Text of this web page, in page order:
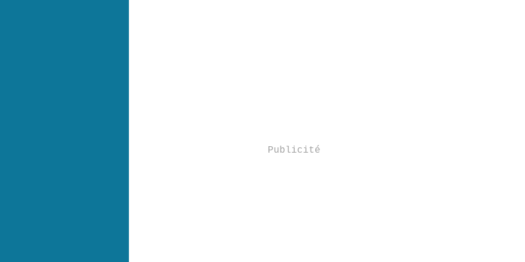
Publicité